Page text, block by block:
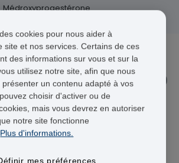
Médroxyprogestérone
Provera
5MG
- 63,95 €
+ Livraison 24-48h
cookies pour nous aider à
site et nos services. Certains de ces
des informations sur vous et sur la
utilisez notre site, afin que nous
présenter un contenu adapté à vos
choisir d'activer ou de
mais vous devrez en autoriser
notre site fonctionne
Plus d'informations.
mes préférences